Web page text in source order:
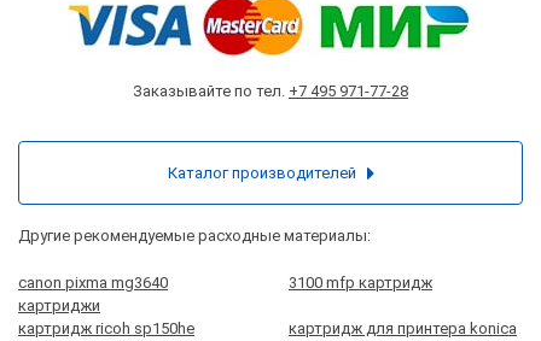
Заказывайте по тел. +7 495 971-77-28
Другие рекомендуемые расходные материалы:
canon pixma mg3640
картриджи
3100 mfp картридж
картридж ricoh sp150he картридж для принтера konica